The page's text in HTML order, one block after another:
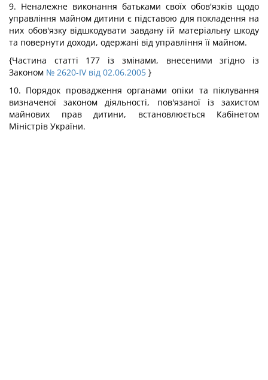
9. Неналежне виконання батьками своїх обов'язків щодо
управління майном дитини є підставою для покладення на
них обов'язку відшкодувати завдану їй матеріальну шкоду
та повернути доходи, одержані від управління її майном.
{Частина статті 177 із змінами, внесеними згідно із
Законом № 2620-IV від 02.06.2005 }
10. Порядок провадження органами опіки та піклування
визначеної законом діяльності, пов'язаної із захистом
майнових прав дитини, встановлюється Кабінетом
Міністрів України.